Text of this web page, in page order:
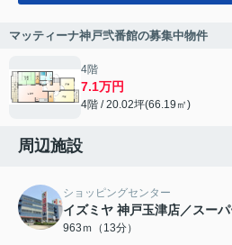
マッティーナ神戸弐番館の募集中物件
4階
7.1万円
4階 / 20.02坪(66.19㎡)
周辺施設
ショッピングセンター
イズミヤ 神戸玉津店／スー
963ｍ（13分）